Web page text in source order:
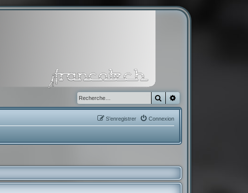
Rechercher
Connexion
S’enregistrer